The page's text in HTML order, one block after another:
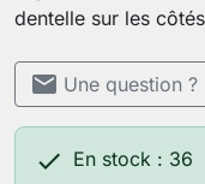
dentelle sur les
mail Une question
 En stock : 36